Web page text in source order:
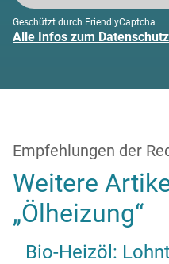
Geschützt durch FriendlyCaptcha
Alle Infos zum Datenschutz
Empfehlungen der
Weitere
„Ölheizung“
Bio-Heizöl: